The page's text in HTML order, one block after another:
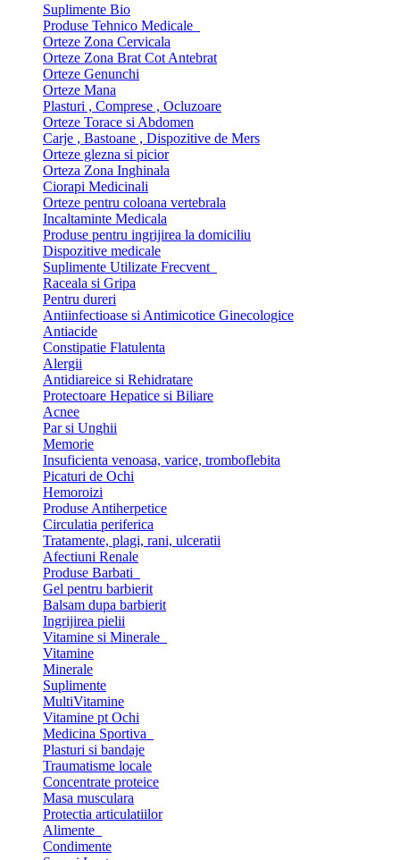
Suplimente Bio
Produse Tehnico Medicale
Orteze Zona Cervicala
Orteze Zona Brat Cot Antebrat
Orteze Genunchi
Orteze Mana
Plasturi , Comprese , Ocluzoare
Orteze Torace si Abdomen
Carje , Bastoane , Dispozitive de Mers
Orteze glezna si picior
Orteza Zona Inghinala
Ciorapi Medicinali
Orteze pentru coloana vertebrala
Incaltaminte Medicala
Produse pentru ingrijirea la domiciliu
Dispozitive medicale
Suplimente Utilizate Frecvent
Raceala si Gripa
Pentru dureri
Antiinfectioase si Antimicotice Ginecologice
Antiacide
Constipatie Flatulenta
Alergii
Antidiareice si Rehidratare
Protectoare Hepatice si Biliare
Acnee
Par si Unghii
Memorie
Insuficienta venoasa, varice, tromboflebita
Picaturi de Ochi
Hemoroizi
Produse Antiherpetice
Circulatia periferica
Tratamente, plagi, rani, ulceratii
Afectiuni Renale
Produse Barbati
Gel pentru barbierit
Balsam dupa barbierit
Ingrijirea pielii
Vitamine si Minerale
Vitamine
Minerale
Suplimente
MultiVitamine
Vitamine pt Ochi
Medicina Sportiva
Plasturi si bandaje
Traumatisme locale
Concentrate proteice
Masa musculara
Protectia articulatiilor
Alimente
Condimente